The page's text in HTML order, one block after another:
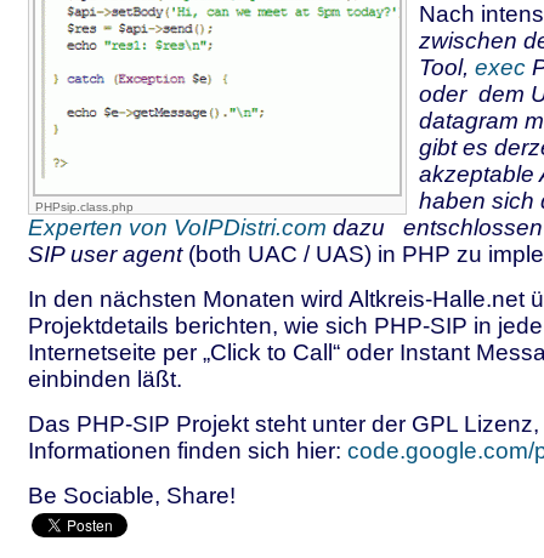
PHPsip.class.php
Nach
zwischen
Tool, exec
oder dem
datagram
gibt es
akzeptable
haben sich
Experten von VoIPDistri.com dazu
SIP user agent (both UAC / UAS) in PHP zu
In den nächsten Monaten wird Altkreis-Halle.net
Projektdetails berichten, wie sich PHP-SIP in
Internetseite per „Click to Call“ oder Instant
einbinden läßt.
Das PHP-SIP Projekt steht unter der GPL
Informationen finden sich hier: code.google.com/
Be Sociable, Share!